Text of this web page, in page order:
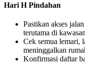
Hari H Pindahan
Pastikan akses
terutama di
Cek semua lemari,
meninggalkan
Konfirmasi daftar